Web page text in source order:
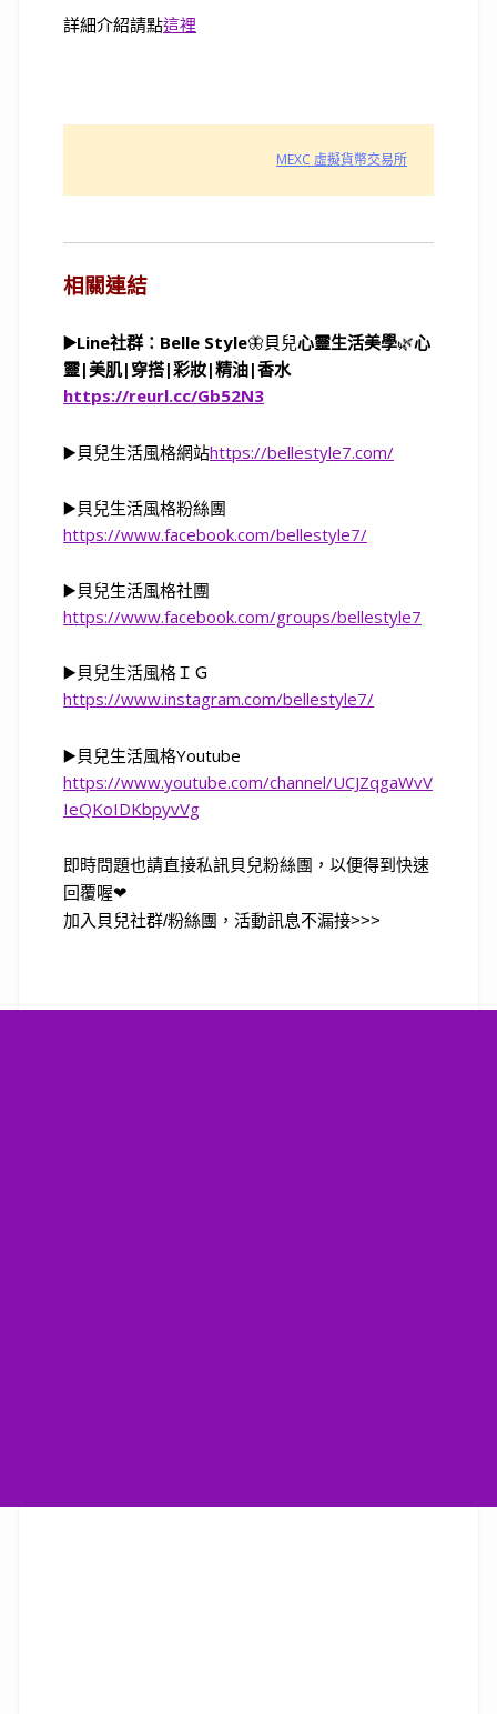
詳細介紹請點這裡
MEXC 虛擬貨幣交易所
相關連結
▶️Line社群：Belle Style🦋貝兒心靈生活美學🌿心
靈|美肌|穿搭|彩妝|精油|香水
https://reurl.cc/Gb52N3
▶️貝兒生活風格網站https://bellestyle7.com/
▶️貝兒生活風格粉絲團
https://www.facebook.com/bellestyle7/
▶️貝兒生活風格社團
https://www.facebook.com/groups/bellestyle7
▶️貝兒生活風格ＩＧ
https://www.instagram.com/bellestyle7/
▶️貝兒生活風格Youtube
https://www.youtube.com/channel/UCJZqgaWvV
IeQKoIDKbpyvVg
即時問題也請直接私訊貝兒粉絲團，以便得到快速
回覆喔❤
加入貝兒社群/粉絲團，活動訊息不漏接>>>